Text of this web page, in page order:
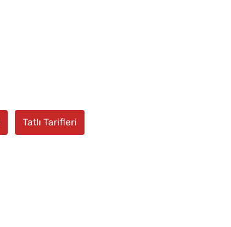
Tatlı Tarifleri